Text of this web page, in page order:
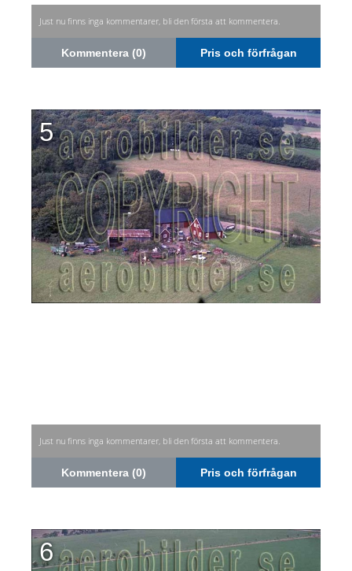
Just nu finns inga kommentarer, bli den första att kommentera.
Kommentera (0) Pris och förfrågan
5
Just nu finns inga kommentarer, bli den första att kommentera.
Kommentera (0) Pris och förfrågan
6